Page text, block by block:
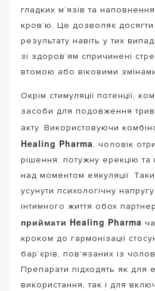
гладких м’язів та
кров’ю. Це дозволяє досягти
результату навіть у тих
зі здоров’ям спричинені
втомою або віковими
Окрім стимуляції потенції,
засоби для подовження
акту. Використовуючи
Healing Pharma, чоловік
рішення: потужну ерекцію
над моментом еякуляції.
усунути психологічну
інтимного життя обох
приймати Healing Pharma
кроком до гармонізації
бар’єрів, пов’язаних із
Препарати підходять як для
використання, так і для